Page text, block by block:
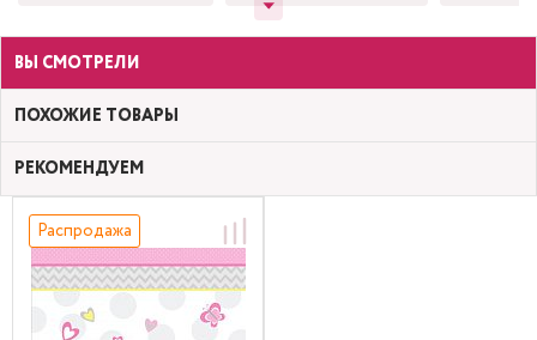
ВЫ СМОТРЕЛИ
ПОХОЖИЕ ТОВАРЫ
РЕКОМЕНДУЕМ
Распродажа